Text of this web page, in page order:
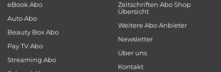
eBook Abo
Auto Abo
Beauty Box Abo
Pay TV Abo
Streaming Abo
Zeitschriften Abo Shop
Übersicht
Weitere Abo Anbieter
Newsletter
Über uns
Kontakt